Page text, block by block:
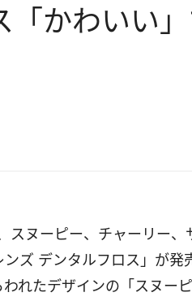
「かわいい
スヌーピー、チャーリー
ズ デンタルフロス」が
れたデザインの「スヌー